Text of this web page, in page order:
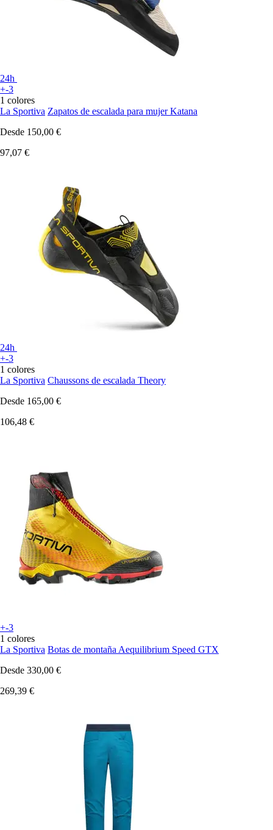
24h
+-3
1 colores
La Sportiva Zapatos de escalada para mujer Katana
Desde 150,00 €
97,07 €
24h
+-3
1 colores
La Sportiva Chaussons de escalada Theory
Desde 165,00 €
106,48 €
+-3
1 colores
La Sportiva Botas de montaña Aequilibrium Speed GTX
Desde 330,00 €
269,39 €